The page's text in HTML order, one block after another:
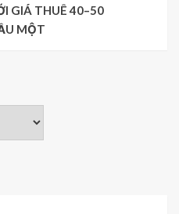
GIÁ THUÊ 40–50
MỘT